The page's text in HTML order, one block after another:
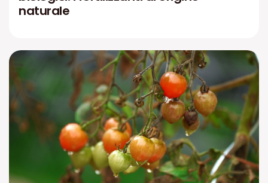
naturale